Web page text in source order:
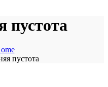
пустота
пустота